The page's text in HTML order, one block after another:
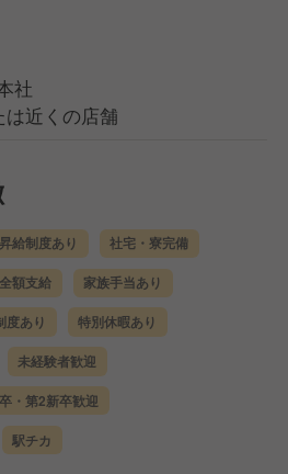
社
近くの店舗
昇給制度あり 社宅・寮完備
額支給 家族手当あり
度あり 特別休暇あり
未経験者歓迎
・第2新卒歓迎
駅チカ